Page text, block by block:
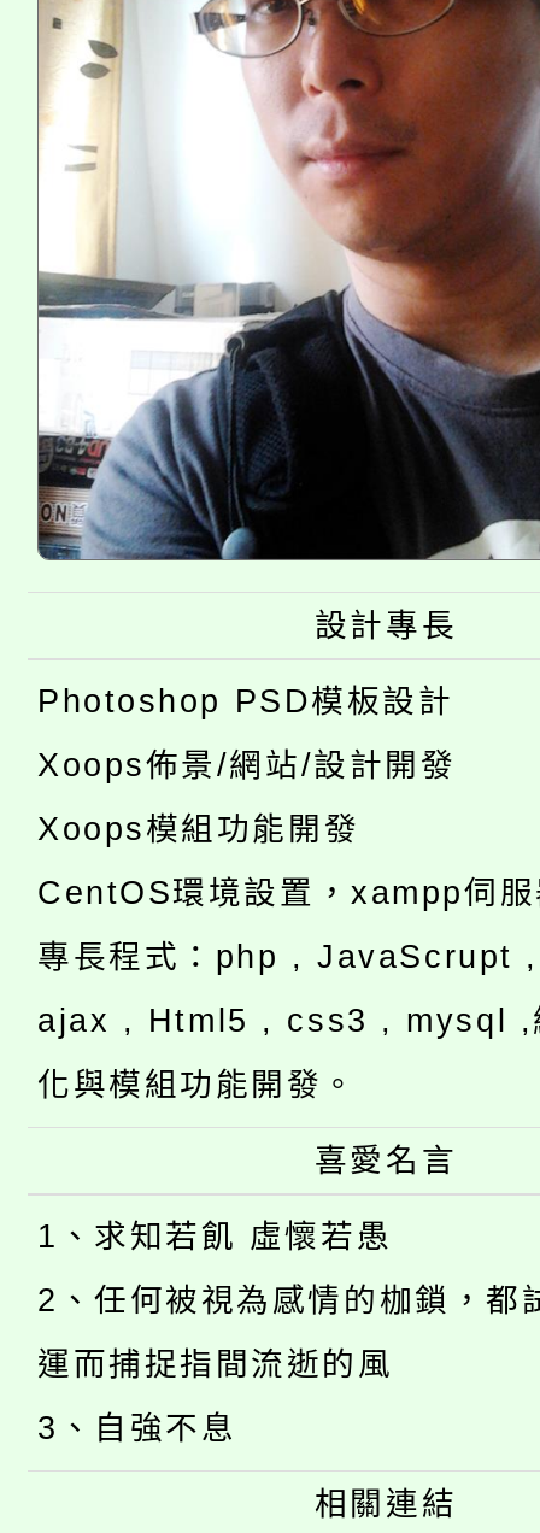
設計專長
Photoshop PSD模板設計
Xoops佈景/網站/設計開發
Xoops模組功能開發
CentOS環境設置，xampp伺
專長程式：php , JavaScrupt
ajax , Html5 , css3 , mysql ,
化與模組功能開發。
喜愛名言
1、求知若飢 虛懷若愚
2、任何被視為感情的枷鎖，都
運而捕捉指間流逝的風
3、自強不息
相關連結